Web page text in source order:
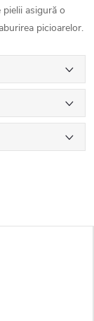
asigură o
picioarelor.